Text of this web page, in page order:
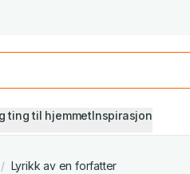
ting til hjemmetInspirasjon
/ Lyrikk av en forfatter